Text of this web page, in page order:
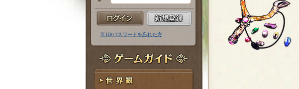
ー
ル
ア
ド
レ
ス
パ
ス
ー
ド
※ ID/パスワードを忘れた方
ゲームガイド